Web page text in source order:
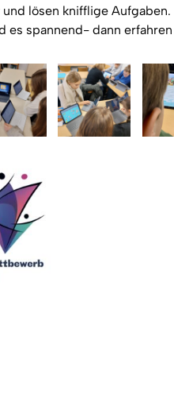
lösen knifflige Aufgaben.
es spannend- dann